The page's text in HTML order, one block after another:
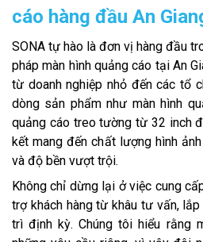
cáo hàng đầu An
SONA tự hào là đơn vị hàng đầu
pháp màn hình quảng cáo tại An
từ doanh nghiệp nhỏ đến các tổ
dòng sản phẩm như màn hình
quảng cáo treo tường từ 32 inch
kết mang đến chất lượng hình
và độ bền vượt trội.
Không chỉ dừng lại ở việc cung
trợ khách hàng từ khâu tư vấn,
trì định kỳ. Chúng tôi hiểu rằng